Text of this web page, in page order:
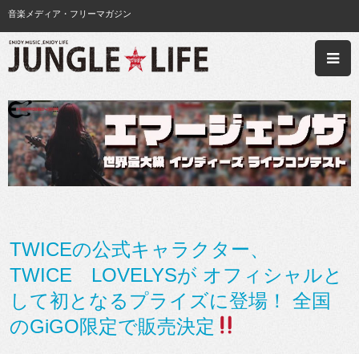
音楽メディア・フリーマガジン
TWICEの公式キャラクター、
TWICE LOVELYSが オフィシャルと
して初となるプライズに登場！ 全国
のGiGO限定で販売決定